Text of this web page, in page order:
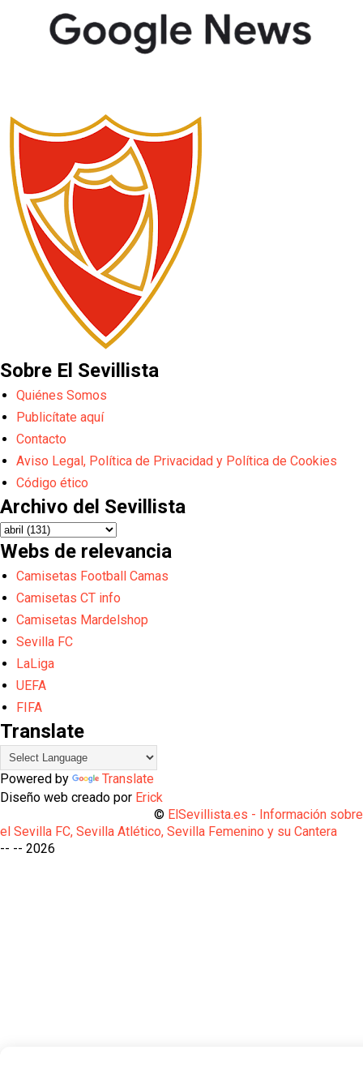
Sobre El Sevillista
Quiénes Somos
Publicítate aquí
Contacto
Aviso Legal, Política de Privacidad y Política de Cookies
Código ético
Archivo del Sevillista
Webs de relevancia
Camisetas Football Camas
Camisetas CT info
Camisetas Mardelshop
Sevilla FC
LaLiga
UEFA
FIFA
Translate
Powered by
Translate
Diseño web creado por Erick
© ElSevillista.es - Información sobre
el Sevilla FC, Sevilla Atlético, Sevilla Femenino y su Cantera
-- -- 2026